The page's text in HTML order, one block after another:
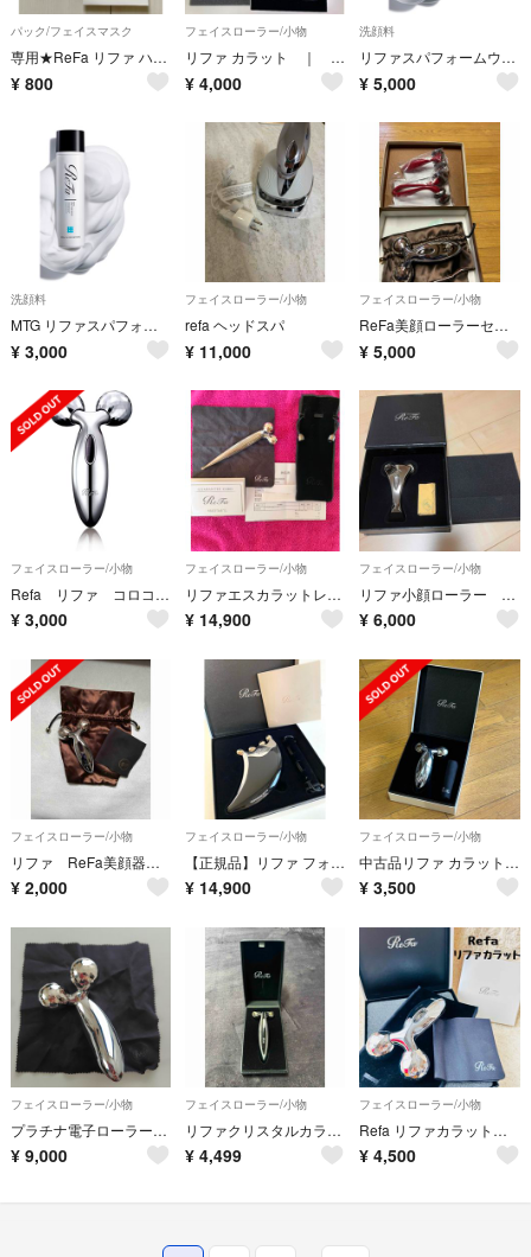
パック/フェイスマスク
専用★ReFa リファ ハイテンションマスク フェイスパック ★
¥ 800
フェイスローラー/小物
リファ カラット ｜ ReFa CARAT ｜ コロコロ
¥ 4,000
洗顔料
リファスパフォームウォッシュ340g✨新品未使用✨
¥ 5,000
洗顔料
MTG リファスパフォームウォッシュ160g✨新品未使用✨
¥ 3,000
フェイスローラー/小物
refa ヘッドスパ
¥ 11,000
フェイスローラー/小物
ReFa美顔ローラーセット
¥ 5,000
フェイスローラー/小物
Refa リファ コロコロ フェイスローラー
¥ 3,000
フェイスローラー/小物
リファエスカラットレイ 正規店
¥ 14,900
フェイスローラー/小物
リファ小顔ローラー 箱付き
¥ 6,000
フェイスローラー/小物
リファ ReFa美顔器 フェイスローラー
¥ 2,000
フェイスローラー/小物
【正規品】リファ フォー カッサ ReFa 4 CAXA ブラック 美顔ローラー
¥ 14,900
フェイスローラー/小物
中古品リファ カラット サロンモデル Ⅱ
¥ 3,500
フェイスローラー/小物
プラチナ電子ローラー ReFa CARAT
¥ 9,000
フェイスローラー/小物
リファクリスタルカラットフェイス ReFa Crystal CARAT FACE
¥ 4,499
フェイスローラー/小物
Refa リファカラット 美顔ローラー
¥ 4,500